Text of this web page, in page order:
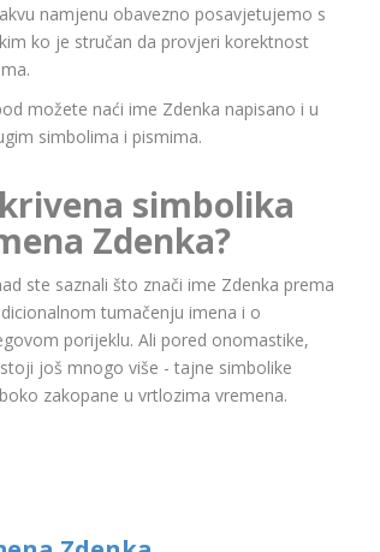
namjenu obavezno posavjetujemo s
ko je stručan da provjeri korektnost
možete naći ime Zdenka napisano i u
simbolima i pismima.
simbolika
Zdenka?
ste saznali što znači ime Zdenka prema
tumačenju imena i o
porijeklu. Ali pored onomastike,
još mnogo više - tajne simbolike
zakopane u vrtlozima vremena.